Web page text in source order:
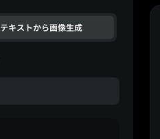
テキストから画像生成